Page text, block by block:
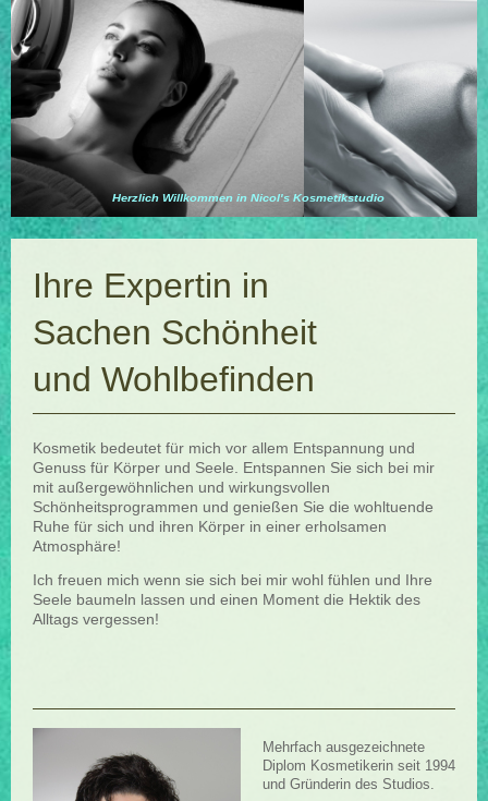
Herzlich Willkommen in Nicol's Kosmetikstudio
Ihre Expertin in
Sachen Schönheit
und Wohlbefinden
Kosmetik bedeutet für mich vor allem Entspannung und
Genuss für Körper und Seele. Entspannen Sie sich bei mir
mit außergewöhnlichen und wirkungsvollen
Schönheitsprogrammen und genießen Sie die wohltuende
Ruhe für sich und ihren Körper in einer erholsamen
Atmosphäre!
Ich freuen mich wenn sie sich bei mir wohl fühlen und Ihre
Seele baumeln lassen und einen Moment die Hektik des
Alltags vergessen!
Mehrfach ausgezeichnete
Diplom Kosmetikerin seit 1994
und Gründerin des Studios.